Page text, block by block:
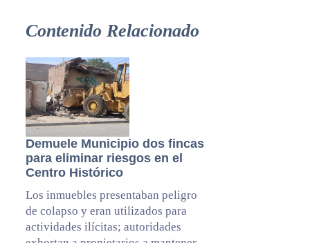
Contenido Relacionado
Demuele Municipio dos fincas
para eliminar riesgos en el
Centro Histórico
Los inmuebles presentaban peligro
de colapso y eran utilizados para
actividades ilícitas; autoridades